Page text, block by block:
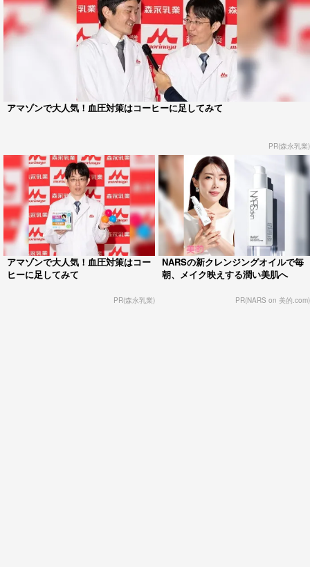
アマゾンで大人気！血圧対策はコーヒーに足してみて
PR(森永乳業)
アマゾンで大人気！血圧対策はコー
ヒーに足してみて
PR(森永乳業)
NARSの新クレンジングオイルで毎
朝、メイク映えする潤い美肌へ
PR(NARS on 美的.com)